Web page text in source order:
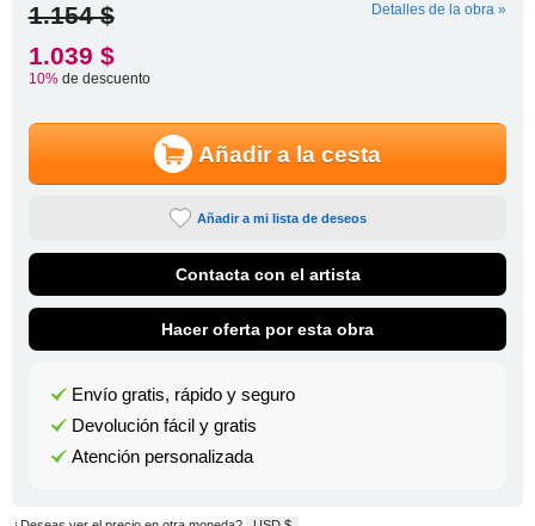
1.154 $ Detalles de la obra »
1.039 $
10%de descuento
Añadir a la cesta
Añadir a mi lista de deseos
Contacta con el artista
Hacer oferta por esta obra
Envío gratis, rápido y seguro
Devolución fácil y gratis
Atención personalizada